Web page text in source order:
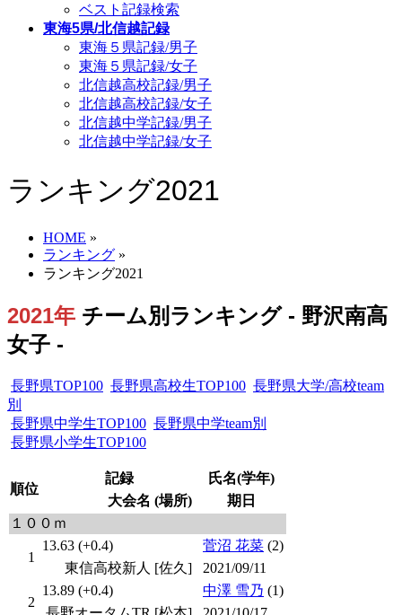
ベスト記録検索
東海5県/北信越記録
東海５県記録/男子
東海５県記録/女子
北信越高校記録/男子
北信越高校記録/女子
北信越中学記録/男子
北信越中学記録/女子
ランキング2021
HOME »
ランキング »
ランキング2021
2021年 チーム別ランキング - 野沢南高
女子 -
長野県TOP100 長野県高校生TOP100 長野県大学/高校team
別
長野県中学生TOP100 長野県中学team別
長野県小学生TOP100
順位
記録
氏名(学年)
大会名 (場所)
期日
１００ｍ
1
13.63 (+0.4) 菅沼 花菜 (2)
東信高校新人 [佐久]
2021/09/11
2
13.89 (+0.4) 中澤 雪乃 (1)